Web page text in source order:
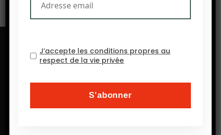
J’accepte les conditions propres au
respect de la vie privée